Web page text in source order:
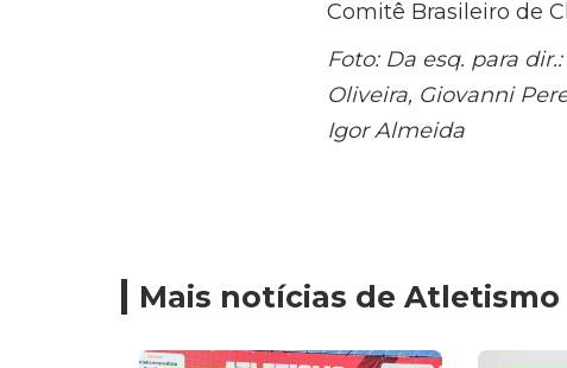
Comitê Brasileiro de
Foto: Da esq. para
Oliveira, Giovanni
Igor Almeida
Mais notícias de Atletismo